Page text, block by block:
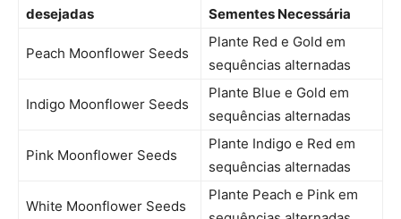
desejadas
Sementes Necessária
Peach Moonflower Seeds
Plante Red e Gold em
sequências alternadas
Indigo Moonflower Seeds
Plante Blue e Gold em
sequências alternadas
Pink Moonflower Seeds
Plante Indigo e Red em
sequências alternadas
White Moonflower Seeds
Plante Peach e Pink em